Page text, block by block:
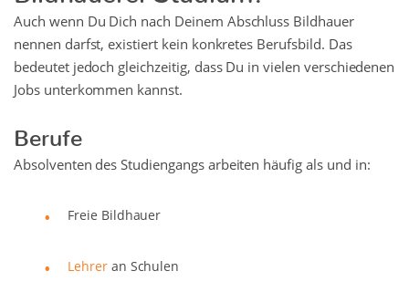
Auch wenn Du Dich nach Deinem Abschluss Bildhauer
nennen darfst, existiert kein konkretes Berufsbild. Das
bedeutet jedoch gleichzeitig, dass Du in vielen verschiedenen
Jobs unterkommen kannst.
Berufe
Absolventen des Studiengangs arbeiten häufig als und in:
Freie Bildhauer
Lehreran Schulen